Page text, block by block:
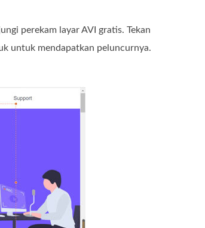
perekam layar AVI gratis. Tekan
untuk mendapatkan peluncurnya.